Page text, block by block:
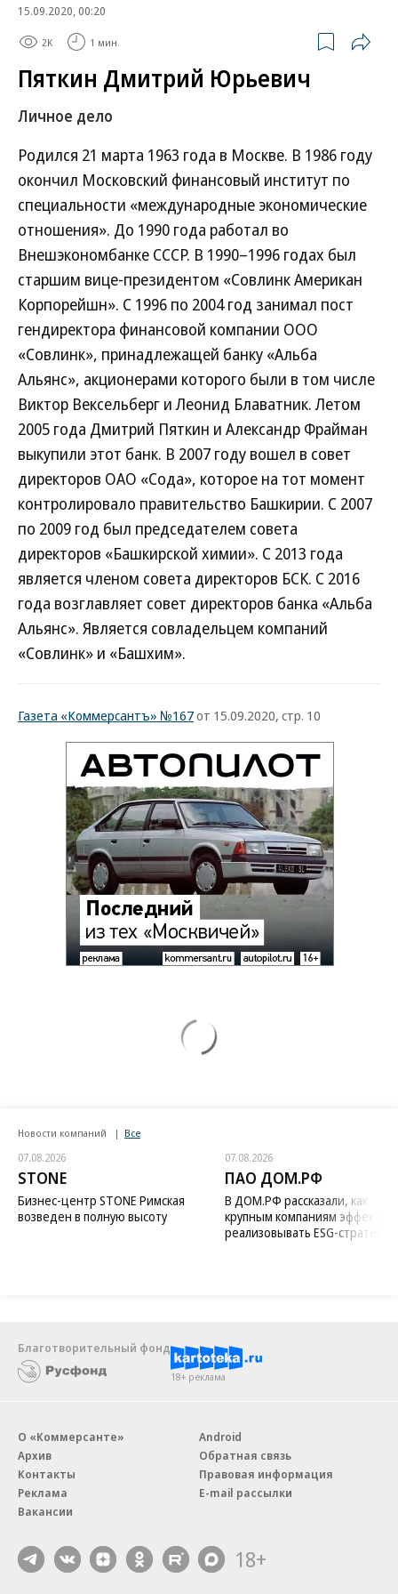
15.09.2020, 00:20
2K 1 мин.
Пяткин Дмитрий Юрьевич
Личное дело
Родился 21 марта 1963 года в Москве. В 1986 году
окончил Московский финансовый институт по
специальности «международные экономические
отношения». До 1990 года работал во
Внешэкономбанке СССР. В 1990–1996 годах был
старшим вице-президентом «Совлинк Американ
Корпорейшн». С 1996 по 2004 год занимал пост
гендиректора финансовой компании ООО
«Совлинк», принадлежащей банку «Альба
Альянс», акционерами которого были в том числе
Виктор Вексельберг и Леонид Блаватник. Летом
2005 года Дмитрий Пяткин и Александр Фрайман
выкупили этот банк. В 2007 году вошел в совет
директоров ОАО «Сода», которое на тот момент
контролировало правительство Башкирии. С 2007
по 2009 год был председателем совета
директоров «Башкирской химии». С 2013 года
является членом совета директоров БСК. С 2016
года возглавляет совет директоров банка «Альба
Альянс». Является совладельцем компаний
«Совлинк» и «Башхим».
Газета «Коммерсантъ» №167от 15.09.2020, стр. 10
Новости компаний Все
07.08.2026
STONE
Бизнес-центр STONE Римская
возведен в полную высоту
07.08.2026
ПАО ДОМ.РФ
В ДОМ.РФ рассказали, как
крупным компаниям
реализовывать ESG-стратегию
Благотворительный фонд
18+ реклама
О «Коммерсанте»
Архив
Контакты
Реклама
Вакансии
Android
Обратная связь
Правовая информация
E-mail рассылки
18+